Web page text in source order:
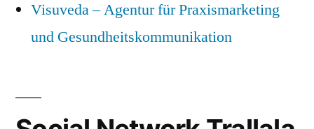
Visuveda – Agentur für Praxismarketing
und Gesundheitskommunikation